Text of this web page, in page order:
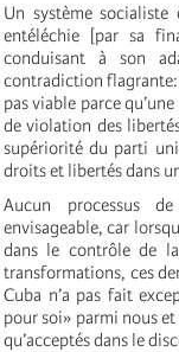
Un système
entéléchie [par sa
conduisant à son
contradiction flagrante:
pas viable parce
de violation des
supériorité du parti
droits et libertés dans
Aucun processus
envisageable, car
dans le contrôle de
transformations, ces
Cuba n’a pas fait
pour soi» parmi nous
qu’acceptés dans le